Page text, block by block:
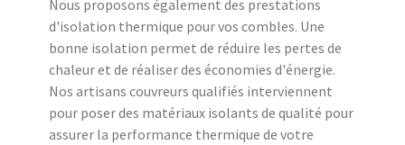
Nous proposons également des prestations
d'isolation thermique pour vos combles. Une
bonne isolation permet de réduire les pertes de
chaleur et de réaliser des économies d'énergie.
Nos artisans couvreurs qualifiés interviennent
pour poser des matériaux isolants de qualité pour
assurer la performance thermique de votre